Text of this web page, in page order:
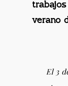
verano
El 3